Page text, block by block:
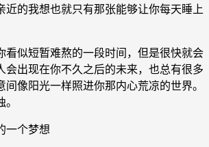
近的我想也就只有那张能够让你每天睡上
似短暂难熬的一段时间，但是很快就会
会出现在你不久之后的未来，也总有很多
间像阳光一样照进你那内心荒凉的世界。
个梦想